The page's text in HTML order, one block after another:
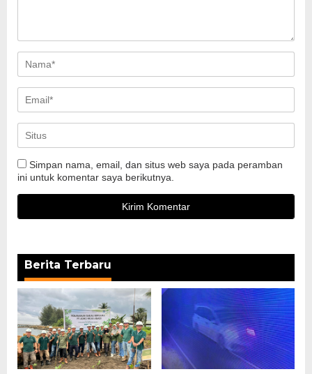
Simpan nama, email, dan situs web saya pada peramban
ini untuk komentar saya berikutnya.
Berita Terbaru